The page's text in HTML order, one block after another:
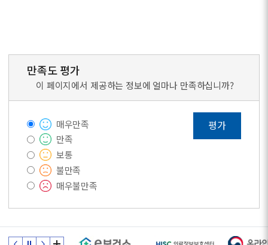
만족도 평가
이 페이지에서 제공하는 정보에 얼마나 만족하십니까?
매우만족
만족
보통
불만족
매우불만족
평가